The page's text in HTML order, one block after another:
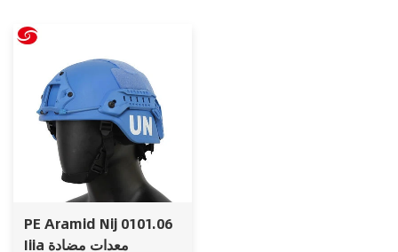
PE Aramid Nij 0101.06
Iiia معدات مضادة